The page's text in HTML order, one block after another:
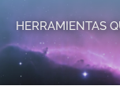
HERRAMIENTAS